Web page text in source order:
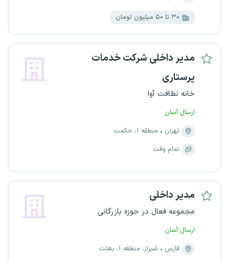
۳۰ تا ۵۰ میلیون تومان
مدیر داخلی شرکت خدمات
پرستاری
خانه نظافت آوا
ارسال آسان
تهران
منطقه ۱، حکمت
تمام وقت
مدیر داخلی
مجموعه فعال در حوزه بازرگانی
ارسال آسان
فارس
شیراز، منطقه ۱، بعثت